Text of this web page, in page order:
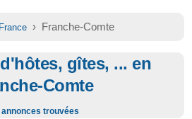
France › Franche-Comte
gîtes, ... en
Comte
annonces trouvées